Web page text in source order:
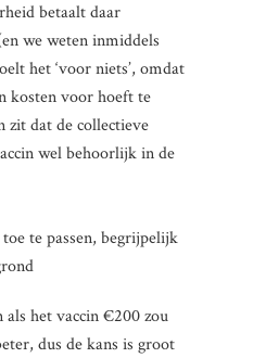
betaalt daar
we weten inmiddels
het ‘voor niets’, omdat
kosten voor hoeft te
zit dat de collectieve
wel behoorlijk in de
te passen, begrijpelijk
als het vaccin €200 zou
dus de kans is groot